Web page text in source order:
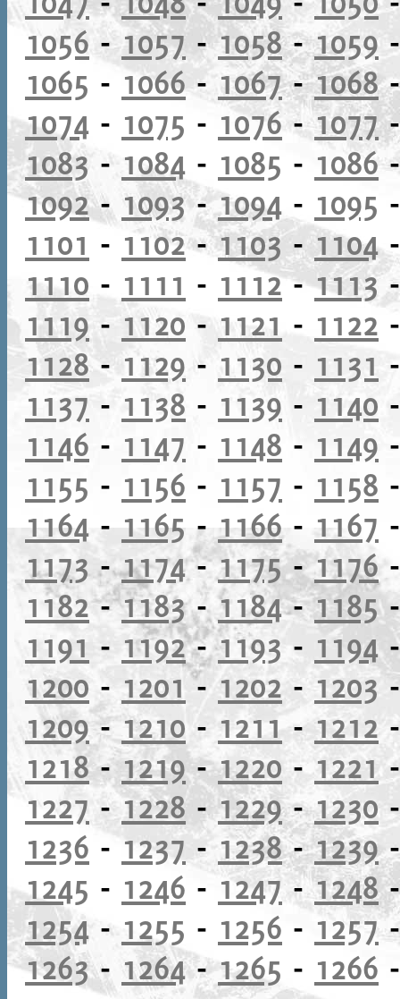
1056 -1057 -1058-1059
1065 - 1066-1067-1068
1074 - 1075 - 1076-1077
1083- 1084 - 1085 - 1086
1092- 1093-1094 - 1095
1101 - 1102-1103- 1104
1110 - 1111 - 1112-1113
1119 - 1120 - 1121 - 1122
1128- 1129 - 1130 - 1131
1137 - 1138 - 1139 - 1140
1146 - 1147 - 1148 - 1149
1155 - 1156 - 1157 - 1158
1164 - 1165 - 1166- 1167
1173-1174-1175-1176
1182-1183-1184-1185
1191 - 1192-1193 - 1194
1200 - 1201 - 1202-1203
1209-1210 - 1211-1212
1218-1219-1220 -1221
1227 -1228-1229-1230
1236 -1237 -1238-1239
1245 - 1246 - 1247-1248
1254- 1255 - 1256 - 1257
1263- 1264-1265 - 1266